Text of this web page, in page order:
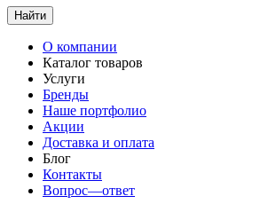
Найти
О компании
Каталог товаров
Услуги
Бренды
Наше портфолио
Акции
Доставка и оплата
Блог
Контакты
Вопрос—ответ